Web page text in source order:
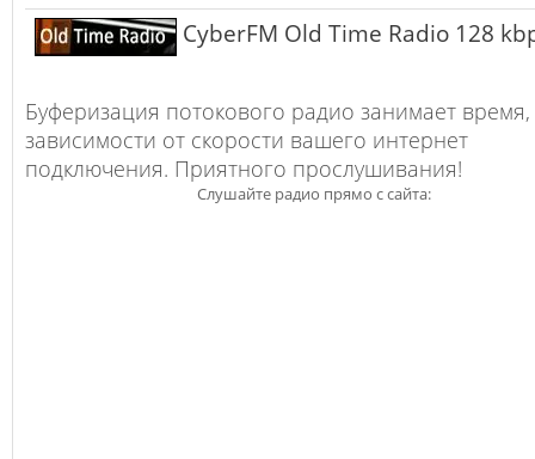
CyberFM Old Time Radio 128
Буферизация потокового радио занимает время,
зависимости от скорости вашего интернет
подключения. Приятного прослушивания!
Слушайте радио прямо с сайта: